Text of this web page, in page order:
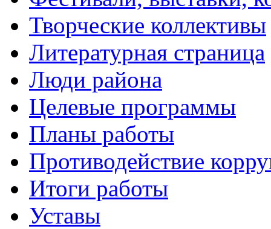
Творческие коллективы
Литературная страница
Люди района
Целевые программы
Планы работы
Противодействие
Итоги работы
Уставы